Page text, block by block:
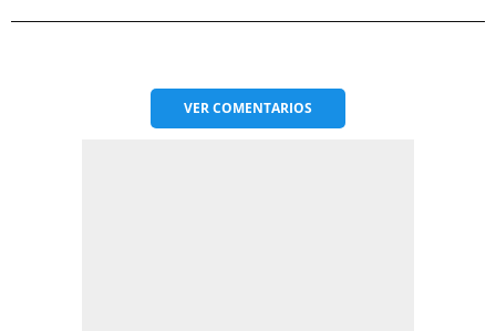
VERCOMENTARIOS